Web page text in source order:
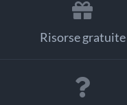
Risorse gratuite